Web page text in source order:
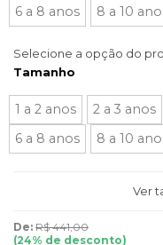
6 a 8 anos
8 a 10
Selecione a opção do
Tamanho
1 a 2 anos 2 a 3 anos
6 a 8 anos
8 a 10
Ver
De: R$ 441,00
(24% de desconto)